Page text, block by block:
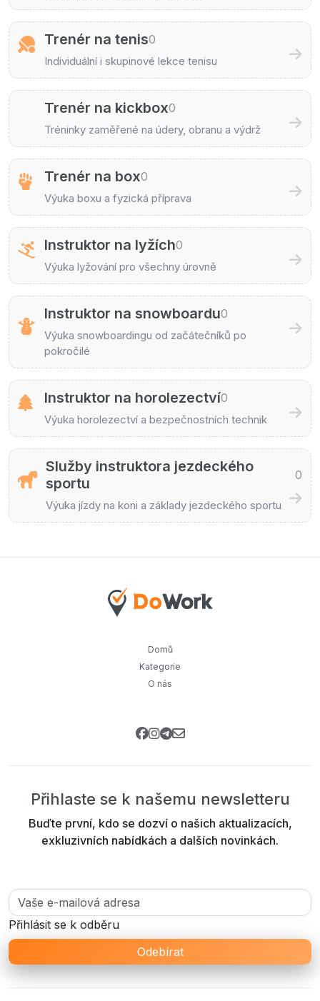
Trenér na tenis0
Individuální i skupinové lekce tenisu
Trenér na kickbox0
Tréninky zaměřené na údery, obranu a výdrž
Trenér na box0
Výuka boxu a fyzická příprava
Instruktor na lyžích0
Výuka lyžování pro všechny úrovně
Instruktor na snowboardu0
Výuka snowboardingu od začátečníků po
pokročilé
Instruktor na horolezectví0
Výuka horolezectví a bezpečnostních technik
Služby instruktora jezdeckého
sportu
0
Výuka jízdy na koni a základy jezdeckého sportu
Domů
Kategorie
O nás
Přihlaste se k našemu newsletteru
Buďte první, kdo se dozví o našich aktualizacích,
exkluzivních nabídkách a dalších novinkách.
Přihlásit se k odběru
Odebírat